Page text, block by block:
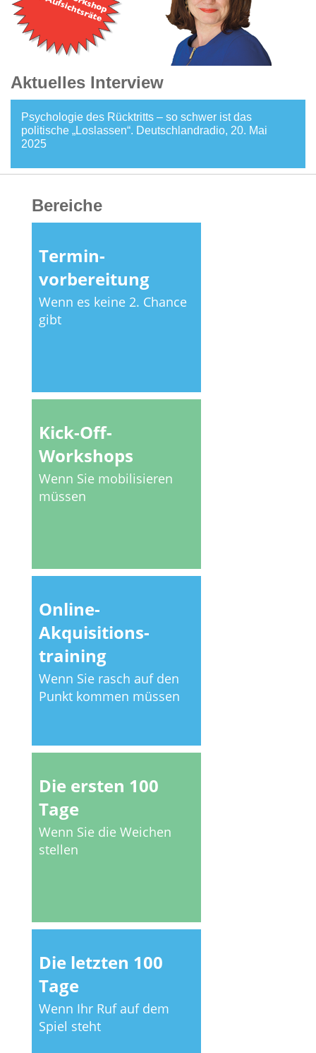
Aktuelles Interview
Psychologie des Rücktritts – so schwer ist das
politische „Loslassen“. Deutschlandradio, 20. Mai
2025
Bereiche
Termin­
vorbereitung
Wenn es keine 2. Chance
gibt
Kick-Off-
Workshops
Wenn Sie mobilisieren
müssen
Online-
Akquisitions­
training
Wenn Sie rasch auf den
Punkt kommen müssen
Die ersten 100
Tage
Wenn Sie die Weichen
stellen
Die letzten 100
Tage
Wenn Ihr Ruf auf dem
Spiel steht